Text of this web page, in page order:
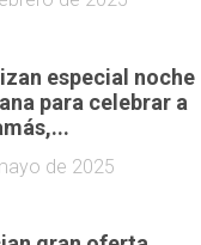
especial noche
para celebrar a
de 2025